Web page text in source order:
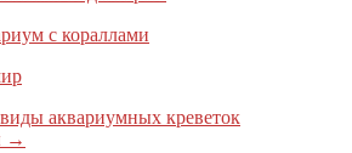
аквариумных креветок
→